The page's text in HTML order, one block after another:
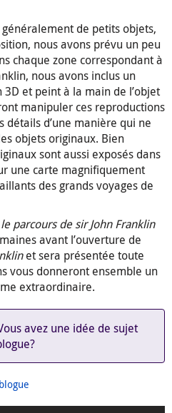
de petits objets,
nous avons prévu un peu
chaque zone correspondant à
nous avons inclus un
et peint à la main de l’objet
manipuler ces reproductions
d’une manière qui ne
objets originaux. Bien
sont aussi exposés dans
une carte magnifiquement
des grands voyages de
parcours de sir John Franklin
avant l’ouverture de
et sera présentée toute
vous donneront ensemble un
extraordinaire.
avez une idée de sujet